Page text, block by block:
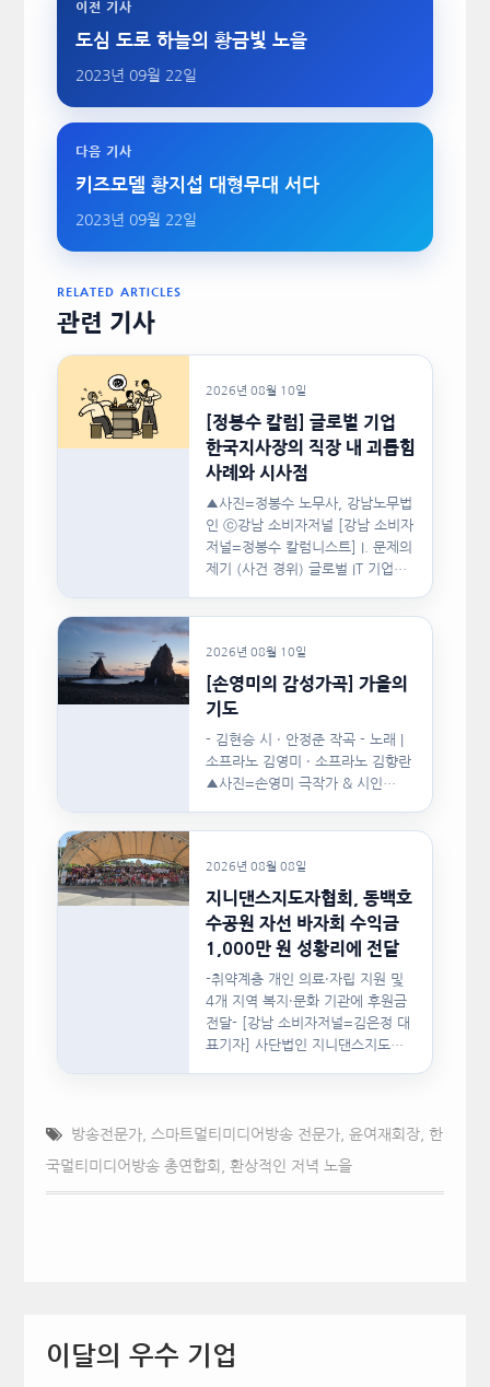
이전 기사
도심 도로 하늘의 황금빛 노을
2023년 09월 22일
다음 기사
키즈모델 황지섭 대형무대 서다
2023년 09월 22일
RELATED ARTICLES
관련 기사
2026년 08월 10일
[정봉수 칼럼] 글로벌 기업
한국지사장의 직장 내 괴롭힘
사례와 시사점
▲사진=정봉수 노무사, 강남노무법
인 ⓒ강남 소비자저널 [강남 소비자
저널=정봉수 칼럼니스트] I. 문제의
제기 (사건 경위) 글로벌 IT 기업의
2026년 08월 10일
[손영미의 감성가곡] 가을의
기도
- 김현승 시 · 안정준 작곡 - 노래 |
소프라노 김영미 · 소프라노 김향란
▲사진=손영미 극작가 & 시인…
2026년 08월 08일
지니댄스지도자협회, 동백호
수공원 자선 바자회 수익금
1,000만 원 성황리에 전달
-취약계층 개인 의료·자립 지원 및
4개 지역 복지·문화 기관에 후원금
전달- [강남 소비자저널=김은정 대
표기자] 사단법인 지니댄스지도자
방송전문가, 스마트멀티미디어방송 전문가, 윤여재회장, 한
국멀티미디어방송 총연합회 환상적인 저녁 노을
이달의 우수 기업